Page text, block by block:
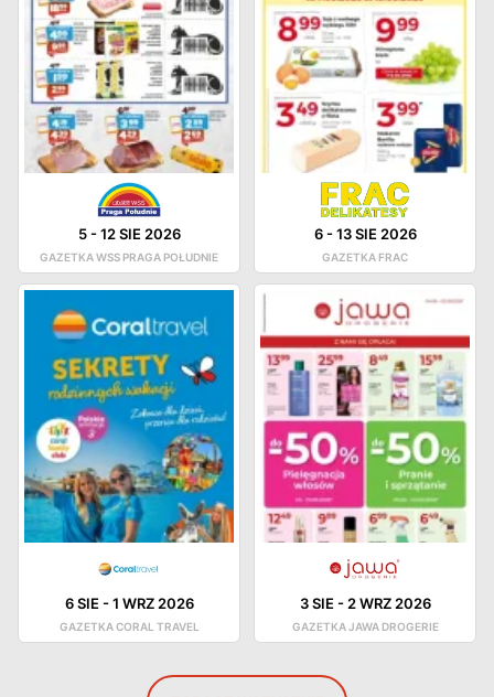
5-12 SIE 2026
GAZETKA WSS PRAGA POŁUDNIE
6-13 SIE 2026
GAZETKA FRAC
6 SIE -1 WRZ 2026
GAZETKA CORAL TRAVEL
3 SIE - 2 WRZ 2026
GAZETKA JAWA DROGERIE